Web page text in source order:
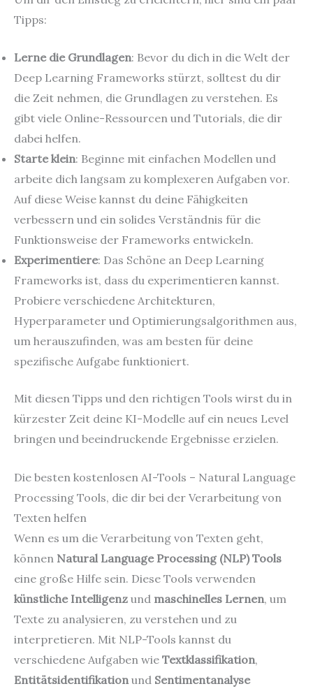
Tipps:
Lerne die Grundlagen: Bevor du dich in die Welt der
Deep Learning Frameworks stürzt, solltest du dir
die Zeit nehmen, die Grundlagen zu verstehen. Es
gibt viele Online-Ressourcen und Tutorials, die dir
dabei helfen.
Starte klein: Beginne mit einfachen Modellen und
arbeite dich langsam zu komplexeren Aufgaben vor.
Auf diese Weise kannst du deine Fähigkeiten
verbessern und ein solides Verständnis für die
Funktionsweise der Frameworks entwickeln.
Experimentiere: Das Schöne an Deep Learning
Frameworks ist, dass du experimentieren kannst.
Probiere verschiedene Architekturen,
Hyperparameter und Optimierungsalgorithmen aus,
um herauszufinden, was am besten für deine
spezifische Aufgabe funktioniert.
Mit diesen Tipps und den richtigen Tools wirst du in
kürzester Zeit deine KI-Modelle auf ein neues Level
bringen und beeindruckende Ergebnisse erzielen.
Die besten kostenlosen AI-Tools – Natural Language
Processing Tools, die dir bei der Verarbeitung von
Texten helfen
Wenn es um die Verarbeitung von Texten geht,
können Natural Language Processing (NLP) Tools
eine große Hilfe sein. Diese Tools verwenden
künstliche Intelligenz und maschinelles Lernen, um
Texte zu analysieren, zu verstehen und zu
interpretieren. Mit NLP-Tools kannst du
verschiedene Aufgaben wie Textklassifikation,
Entitätsidentifikation und Sentimentanalyse